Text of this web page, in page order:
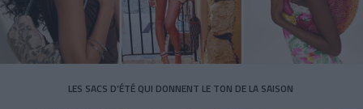
LES SACS D’ÉTÉ QUI DONNENT LE TON DE LA SAISON